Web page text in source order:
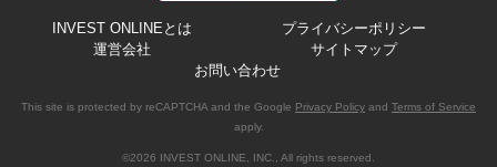
INVEST ONLINEとは
プライバシーポリシー
運営会社
サイトマップ
お問い合わせ
This site is protected by reCAPTCHA and the Google Privacy Policy and Terms of Service
apply.
©2026 INVEST ONLINE, INC., All rights reserved.